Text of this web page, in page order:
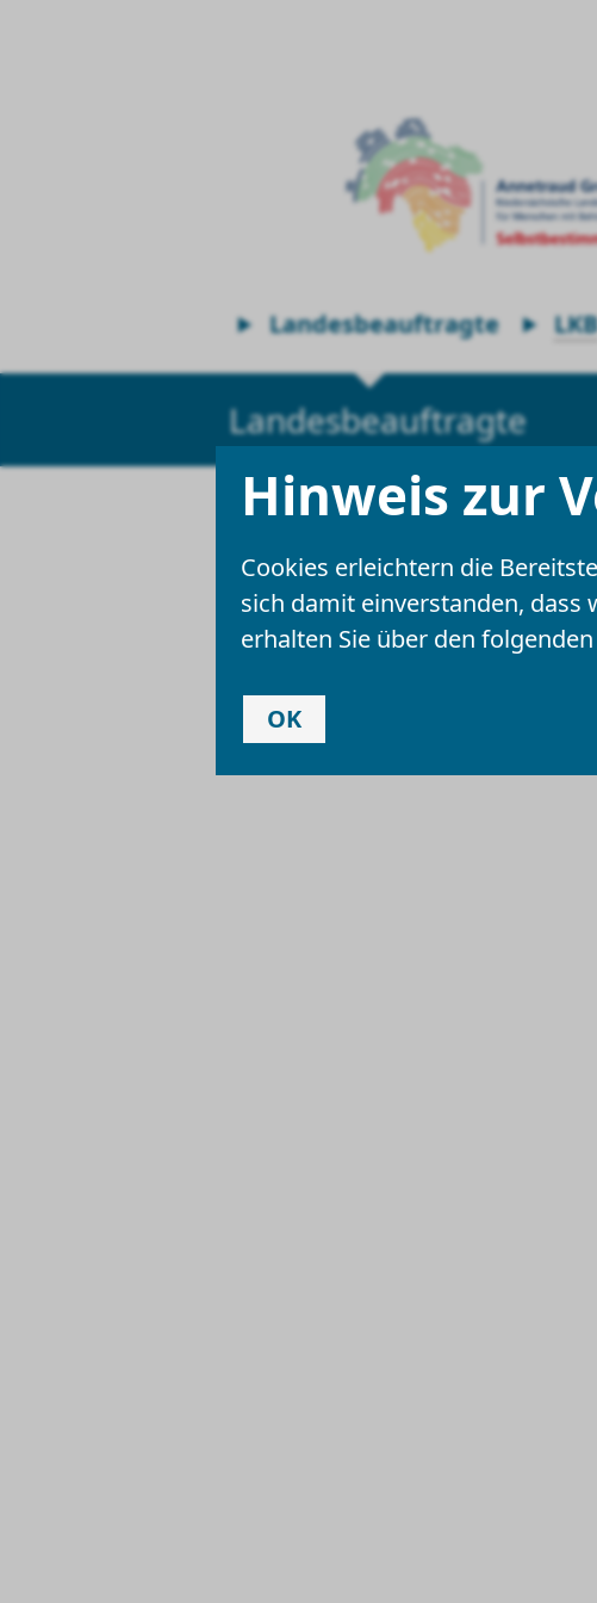
Hinweis zur
Cookies erleichtern die
sich damit einverstanden,
erhalten Sie über den
OK
Landesbeauftragte
Landesbeauftragte
Vorlesen